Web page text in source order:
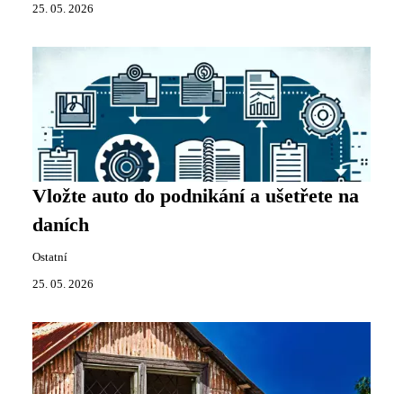
25. 05. 2026
Vložte auto do podnikání a ušetřete na
daních
Ostatní
25. 05. 2026